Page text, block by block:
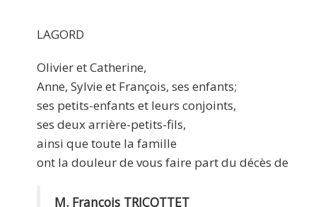
LAGORD
Olivier et Catherine,
Anne, Sylvie et François, ses enfants;
ses petits-enfants et leurs conjoints,
ses deux arrière-petits-fils,
ainsi que toute la famille
ont la douleur de vous faire part du décès de
M. François TRICOTTET